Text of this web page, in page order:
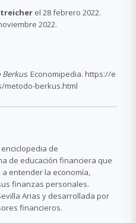
el 28 febrero 2022.
2022.
. Economipedia. https://e
metodo-berkus.html
de
de educación financiera que
entender la economía,
finanzas personales.
Arias y desarrollada por
financieros.